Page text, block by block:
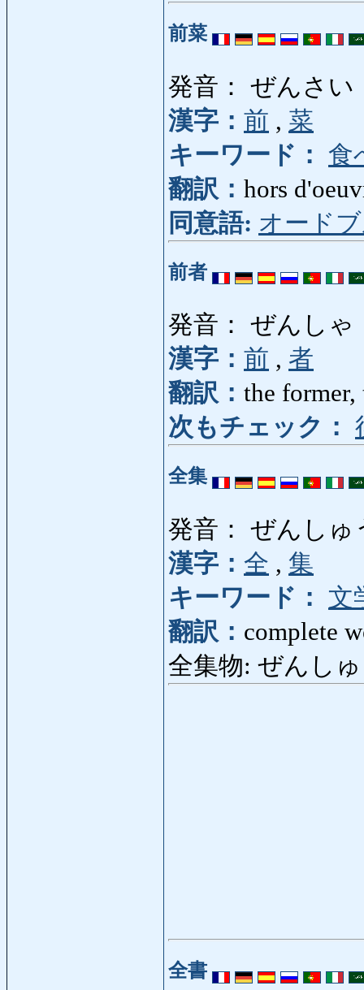
前菜
発音： ぜんさい
漢字： 前 , 菜
キーワード：
食
翻訳： hors
同意語: オード
前者
発音： ぜんしゃ
漢字： 前 , 者
翻訳： the former,
次もチェック：
全集
発音： ぜんしゅ
漢字： 全 , 集
キーワード：
文
翻訳： complete
全集物: ぜんしゅ
全書